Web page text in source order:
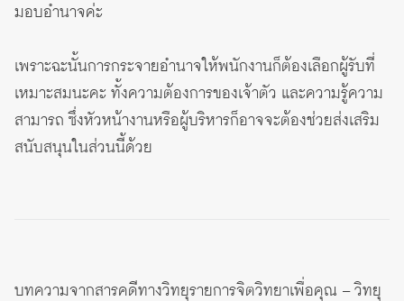
มอบอำนาจค่ะ
เพราะฉะนั้นการกระจายอำนาจให้พนักงานก็ต้องเลือกผู้รับที่
เหมาะสมนะคะ ทั้งความต้องการของเจ้าตัว และความรู้ความ
สามารถ ซึ่งหัวหน้างานหรือผู้บริหารก็อาจจะต้องช่วยส่งเสริม
สนับสนุนในส่วนนี้ด้วย
บทความจากสารคดีทางวิทยุรายการจิตวิทยาเพื่อคุณ – วิทยุ